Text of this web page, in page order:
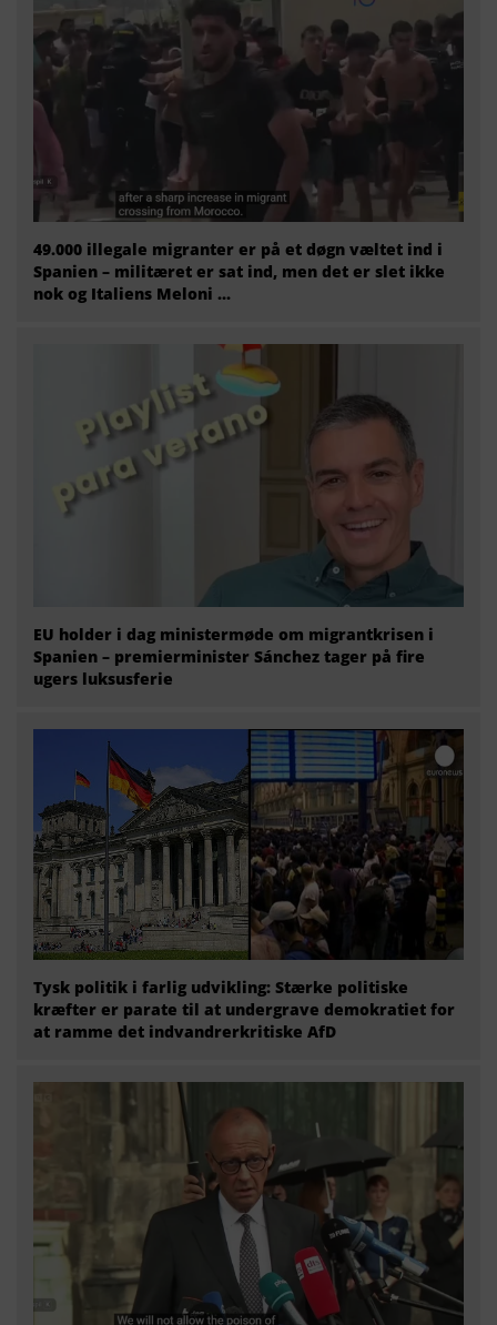
49.000 illegale migranter er på et døgn væltet ind i
Spanien – militæret er sat ind, men det er slet ikke
nok og Italiens Meloni ...
EU holder i dag ministermøde om migrantkrisen i
Spanien – premierminister Sánchez tager på fire
ugers luksusferie
Tysk politik i farlig udvikling: Stærke politiske
kræfter er parate til at undergrave demokratiet for
at ramme det indvandrerkritiske AfD